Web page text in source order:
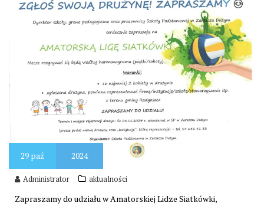
29 paź 2024
Administrator aktualności
Zapraszamy do udziału w Amatorskiej Lidze Siatkówki,